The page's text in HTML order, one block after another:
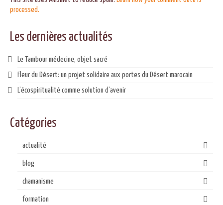
processed.
Les dernières actualités
Le Tambour médecine, objet sacré
Fleur du Désert: un projet solidaire aux portes du Désert marocain
L’écospiritualité comme solution d’avenir
Catégories
actualité
blog
chamanisme
formation